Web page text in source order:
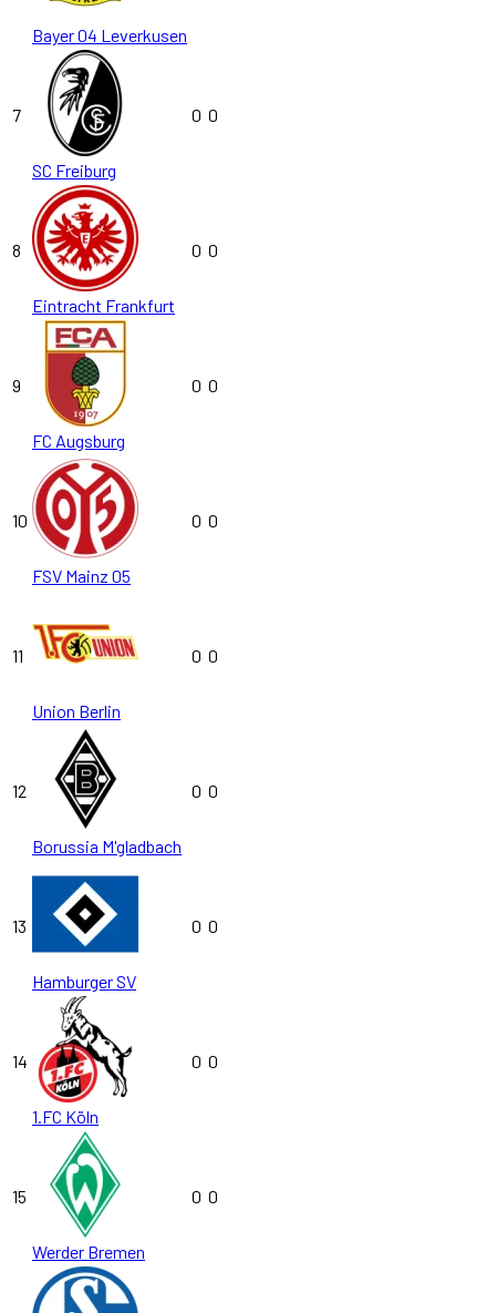
Bayer 04 Leverkusen
7
SC Freiburg
0 0
8
Eintracht Frankfurt
0 0
9
FC Augsburg
0 0
10
FSV Mainz 05
0 0
11
Union Berlin
0 0
12
Borussia M'gladbach
0 0
13
Hamburger SV
0 0
14
1.FC Köln
0 0
15
Werder Bremen
0 0